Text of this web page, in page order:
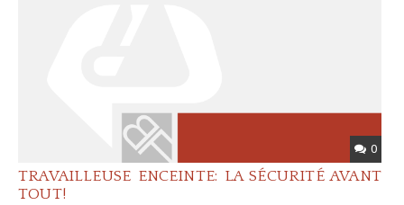
0
TRAVAILLEUSE ENCEINTE: LA SÉCURITÉ AVANT
TOUT!